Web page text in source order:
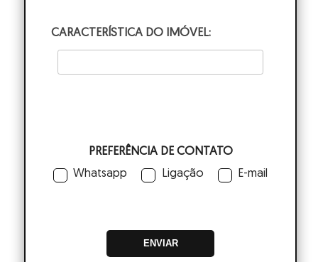
CARACTERÍSTICA DO IMÓVEL:
PREFERÊNCIA DE CONTATO
Whatsapp
Ligação E-mail
ENVIAR